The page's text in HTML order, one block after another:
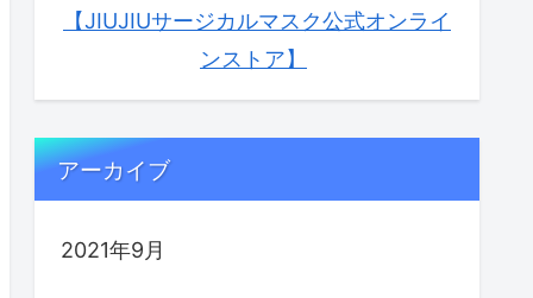
【JIUJIUサージカルマスク公式オンライ
ンストア】
アーカイブ
2021年9月